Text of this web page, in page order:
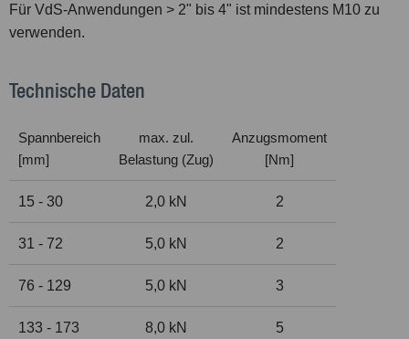
Für VdS-Anwendungen > 2" bis 4" ist mindestens M10 zu
verwenden.
Technische Daten
Spannbereich
[mm]
max. zul.
Belastung (Zug)
Anzugsmoment
[Nm]
15 - 30 2,0 kN 2
31 - 72 5,0 kN 2
76 - 129 5,0 kN 3
133 - 173 8,0 kN 5